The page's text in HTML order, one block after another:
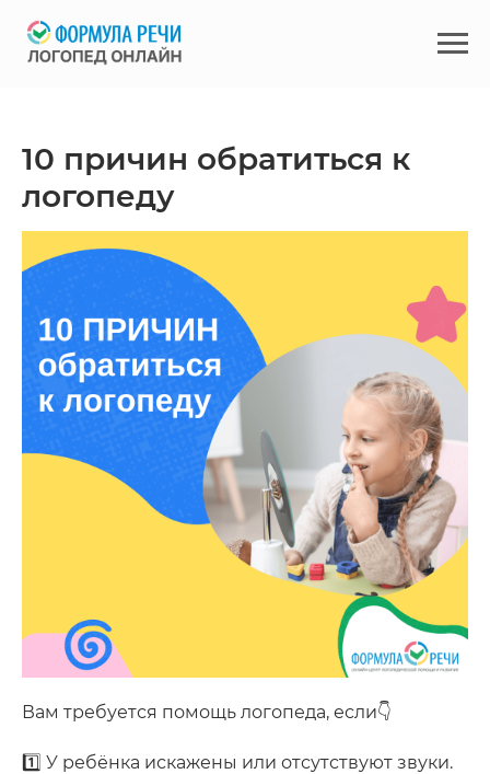
10 причин обратиться к
логопеду
Вам требуется помощь логопеда, если👇
1️⃣ У ребёнка искажены или отсутствуют звуки.